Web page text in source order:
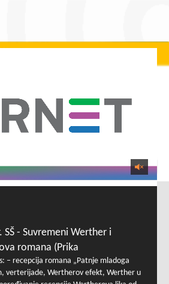
SŠ - Suvremeni Werther i
romana (Prika
– recepcija romana „Patnje mladoga
verterijade, Wertherov efekt, Werther u